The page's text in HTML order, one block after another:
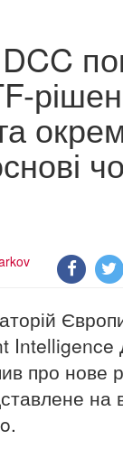
DCC
Intelligence
про нове
на